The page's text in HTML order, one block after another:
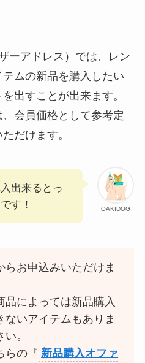
ーアドレス）では、レン
ムの新品を購入したい
出すことが出来ます。
会員価格として参考定
だけます。
OAKIDOG
出来るとっ
す！
お申込みいただけま
によっては新品購入
ないアイテムもありま
。
らの『 新品購入オファ